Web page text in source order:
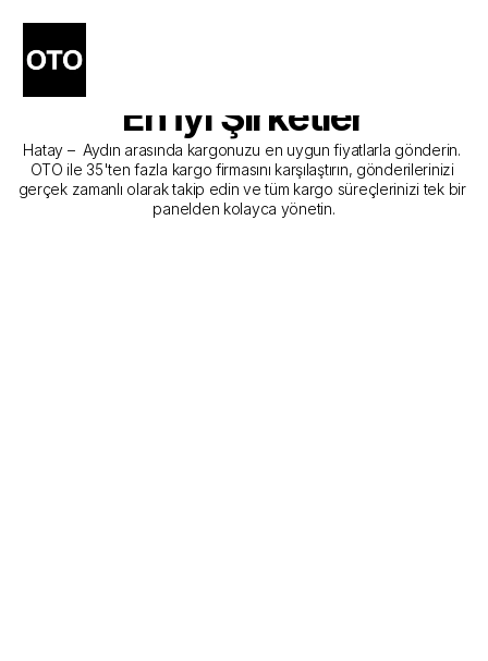
Hatay - Aydın Kargo
Gönderim Hizmeti Sunan
En İyi Şirketler
Hatay –  Aydın arasında kargonuzu en uygun fiyatlarla gönderin.
OTO ile 35'ten fazla kargo firmasını karşılaştırın, gönderilerinizi
gerçek zamanlı olarak takip edin ve tüm kargo süreçlerinizi tek bir
panelden kolayca yönetin.